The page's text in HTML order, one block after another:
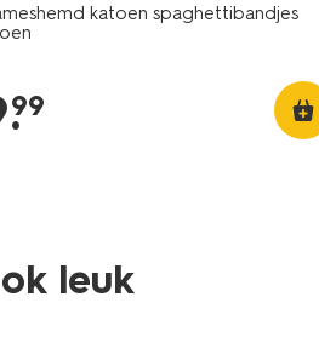
katoen spaghettibandjes
.
99
leuk